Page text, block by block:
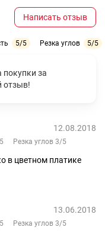
5/5 Резка углов 5/5
Написать отзыв
покупки за
отзыв!
12.08.2018
Резка углов 3/5
в цветном платике
13.06.2018
Резка углов 3/5